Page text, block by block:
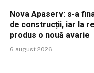
Nova Apaserv: s-a
de construcții, iar la
produs o nouă avarie
6 august 2026